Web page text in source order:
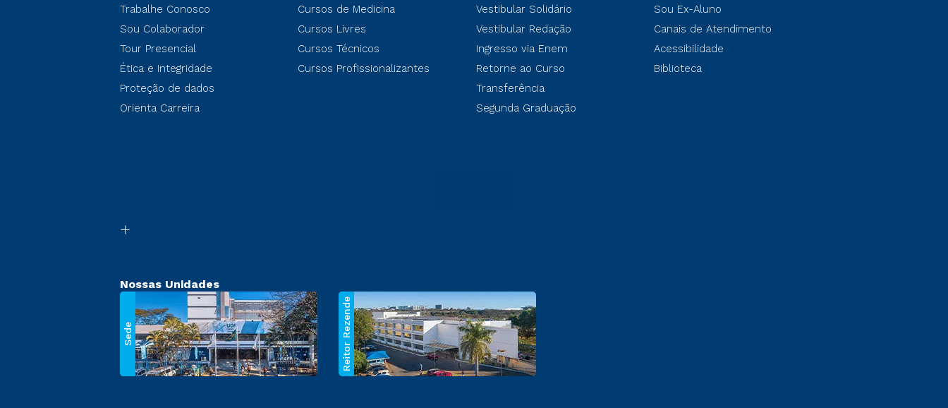
Trabalhe Conosco
Sou Colaborador
Tour Presencial
Ética e Integridade
Proteção de dados
Orienta Carreira
Cursos de Medicina
Cursos Livres
Cursos Técnicos
Cursos Profissionalizantes
Vestibular Solidário
Vestibular Redação
Ingresso via Enem
Retorne ao Curso
Transferência
Segunda Graduação
Sou Ex-Aluno
Canais de Atendimento
Acessibilidade
Biblioteca
Nossas Unidades
Sede Reitor Rezende